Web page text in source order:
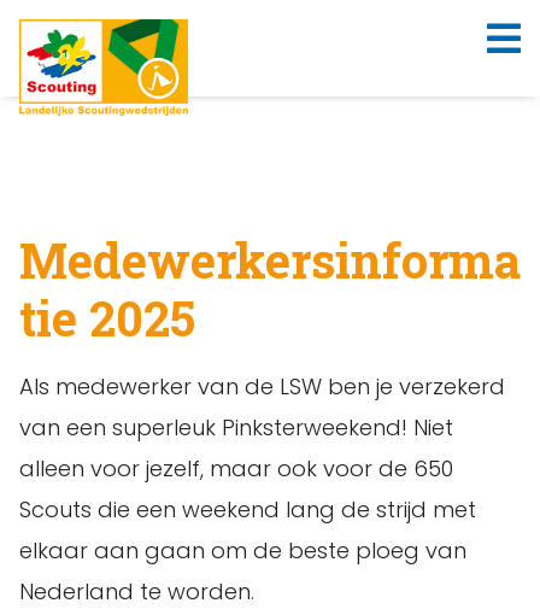
Medewerkersinforma
tie 2025
Als medewerker van de LSW ben je verzekerd
van een superleuk Pinksterweekend! Niet
alleen voor jezelf, maar ook voor de 650
Scouts die een weekend lang de strijd met
elkaar aan gaan om de beste ploeg van
Nederland te worden.